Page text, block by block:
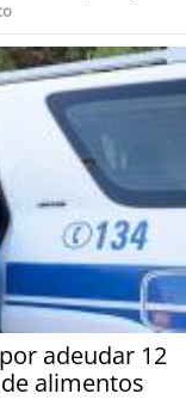
adeudar 12
alimentos